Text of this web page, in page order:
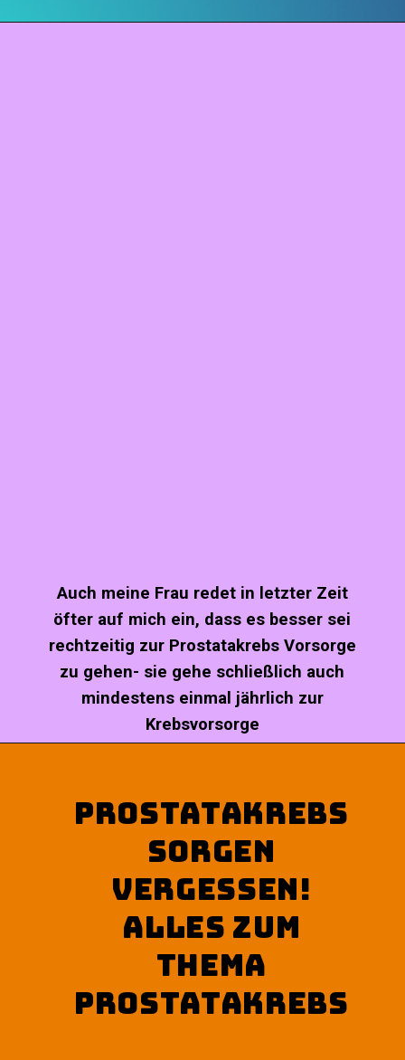
Auch meine Frau redet in letzter Zeit
öfter auf mich ein, dass es besser sei
rechtzeitig zur Prostatakrebs Vorsorge
zu gehen- sie gehe schließlich auch
mindestens einmal jährlich zur
Krebsvorsorge
PROSTATAKREBS
SORGEN
VERGESSEN!
ALLES ZUM
THEMA
PROSTATAKREBS